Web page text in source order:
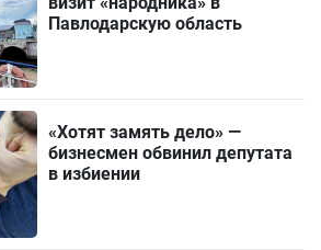
Павлодарскую область
«Хотят замять дело» —
бизнесмен обвинил депутата
в избиении